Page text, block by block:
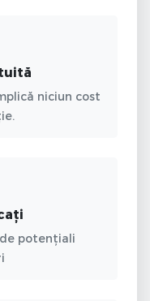
niciun cost
potențiali